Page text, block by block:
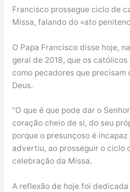
Francisco prossegue ciclo de
Missa, falando do «ato
O Papa Francisco disse hoje,
geral de 2018, que os
como pecadores que
Deus.
“O que é que pode dar o
coração cheio de si, do seu
porque o presunçoso é
advertiu, ao prosseguir o ciclo
celebração da Missa.
A reflexão de hoje foi dedicada